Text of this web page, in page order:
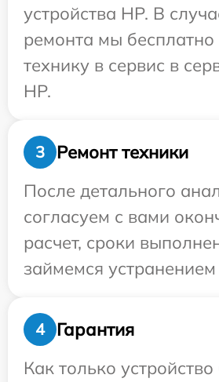
устройства HP. В
ремонта мы бесплатно
технику в сервис в
HP.
3
Ремонт техники
После детального
согласуем с вами
расчет, сроки
займемся
4
Гарантия
Как только устройство